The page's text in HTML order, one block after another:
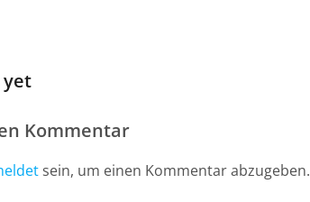
yet
Kommentar
sein, um einen Kommentar abzugeben.